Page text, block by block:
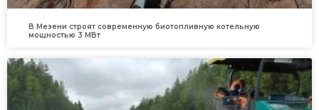
В Мезени строят современную биотопливную котельную
мощностью 3 МВт